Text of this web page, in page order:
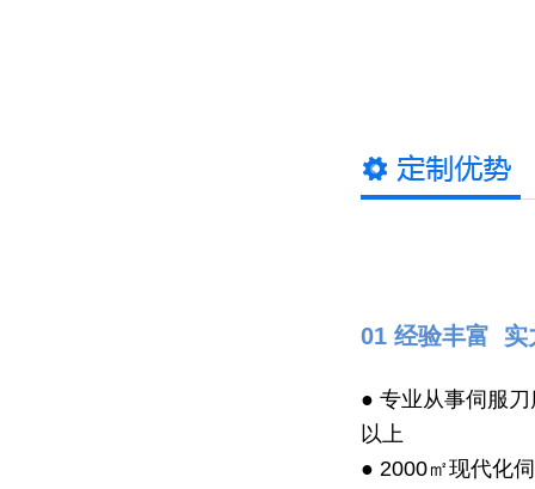
01 经验丰富
● 专业从事伺服
以上
● 2000㎡现代化